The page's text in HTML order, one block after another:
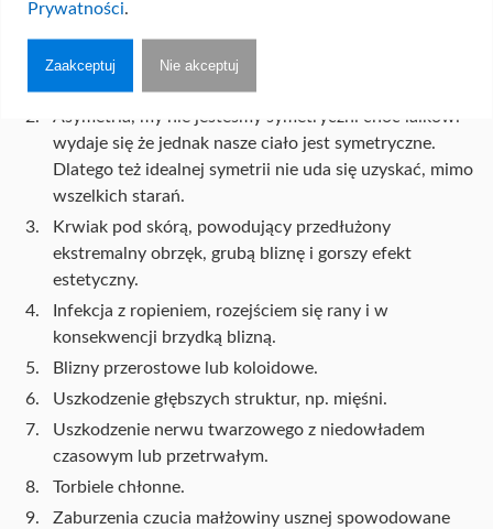
można zamaskować makijażem. Konsekwencje i możliwe
powikłania po liftingu dolnego piętra twarzy i szyi:
Asymetria, my nie jesteśmy symetryczni choć laikowi
wydaje się że jednak nasze ciało jest symetryczne.
Dlatego też idealnej symetrii nie uda się uzyskać, mimo
wszelkich starań.
Krwiak pod skórą, powodujący przedłużony
ekstremalny obrzęk, grubą bliznę i gorszy efekt
estetyczny.
Infekcja z ropieniem, rozejściem się rany i w
konsekwencji brzydką blizną.
Blizny przerostowe lub koloidowe.
Uszkodzenie głębszych struktur, np. mięśni.
Uszkodzenie nerwu twarzowego z niedowładem
czasowym lub przetrwałym.
Torbiele chłonne.
Zaburzenia czucia małżowiny usznej spowodowane
Prywatności
Zaakceptuj Nie akceptuj